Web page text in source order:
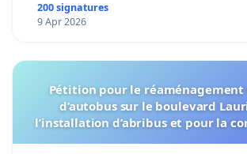
200 signatures
9 Apr 2026
Pétition pour le réaménagement
d’autobus sur le boulevard
l’installation d’abribus et pour la